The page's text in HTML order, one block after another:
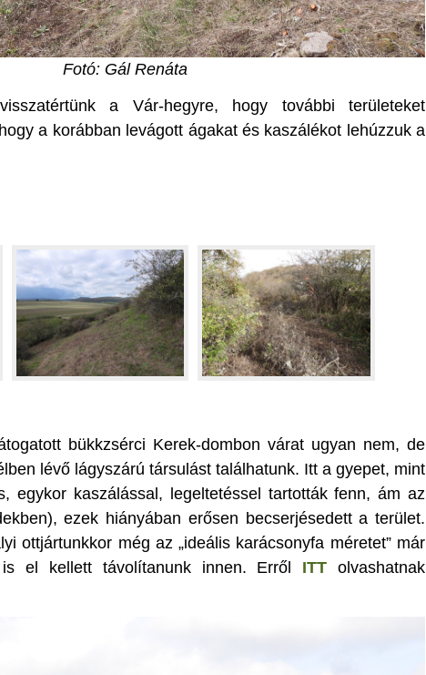
Fotó: Gál Renáta
a Vár-hegyre, hogy további területeket
a korábban levágott ágakat és kaszálékot lehúzzuk a
bükkzsérci Kerek-dombon várat ugyan nem, de
lévő lágyszárú társulást találhatunk. Itt a gyepet, mint
egykor kaszálással, legeltetéssel tartották fenn, ám az
ezek hiányában erősen becserjésedett a terület.
ottjártunkkor még az „ideális karácsonyfa méretet” már
el kellett távolítanunk innen. Erről ITT olvashatnak